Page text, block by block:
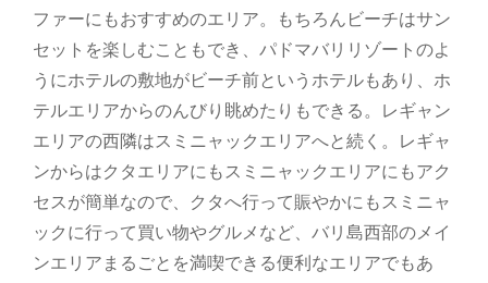
ファーにもおすすめのエリア。もちろんビーチはサン
セットを楽しむこともでき、パドマバリリゾートのよ
うにホテルの敷地がビーチ前というホテルもあり、ホ
テルエリアからのんびり眺めたりもできる。レギャン
エリアの西隣はスミニャックエリアへと続く。レギャ
ンからはクタエリアにもスミニャックエリアにもアク
セスが簡単なので、クタへ行って賑やかにもスミニャ
ックに行って買い物やグルメなど、バリ島西部のメイ
ンエリアまるごとを満喫できる便利なエリアでもあ